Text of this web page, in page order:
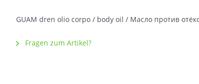
GUAM dren olio corpo / body oil / Масло против
Fragen zum Artikel?